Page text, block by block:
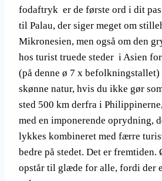
fodaftryk er de første ord i dit
til Palau, der siger meget om
Mikronesien, men også om den
hos turist truede steder i Asien
(på denne ø 7 x
skønne natur, hvis du ikke gør
sted 500 km derfra i
med en imponerende oprydning,
lykkes kombineret med færre
bedre på stedet. Det er
opstår til glæde for alle, fordi der